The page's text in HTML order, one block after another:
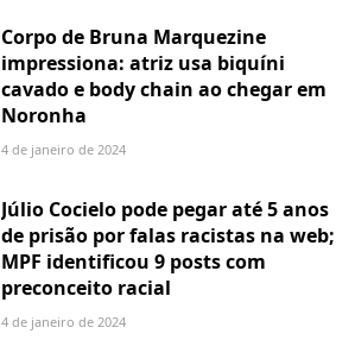
Corpo de Bruna Marquezine
impressiona: atriz usa biquíni
cavado e body chain ao chegar em
Noronha
4 de janeiro de 2024
Júlio Cocielo pode pegar até 5 anos
de prisão por falas racistas na web;
MPF identificou 9 posts com
preconceito racial
4 de janeiro de 2024